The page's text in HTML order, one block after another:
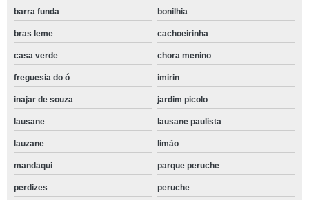
barra funda bonilhia
bras leme cachoeirinha
casa verde chora menino
freguesia do ó imirin
inajar de souza jardim picolo
lausane lausane paulista
lauzane limão
mandaqui parque peruche
perdizes peruche